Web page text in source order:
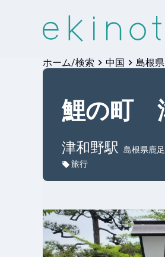
ホーム/検索 中国 島根県
鯉の町
津和野駅
島根県鹿
旅行